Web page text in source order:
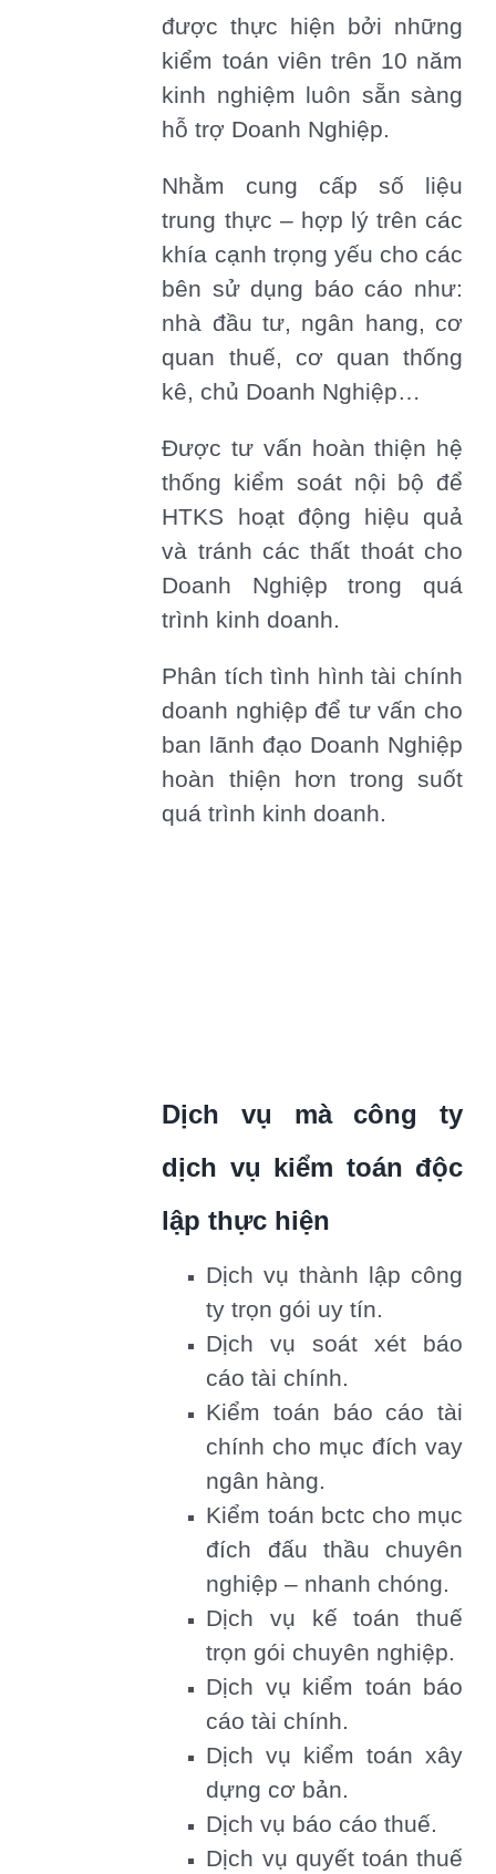
được thực hiện bởi những
kiểm toán viên trên 10 năm
kinh nghiệm luôn sẵn sàng
hỗ trợ Doanh Nghiệp.
Nhằm cung cấp số liệu
trung thực – hợp lý trên các
khía cạnh trọng yếu cho các
bên sử dụng báo cáo như:
nhà đầu tư, ngân hang, cơ
quan thuế, cơ quan thống
kê, chủ Doanh Nghiệp…
Được tư vấn hoàn thiện hệ
thống kiểm soát nội bộ để
HTKS hoạt động hiệu quả
và tránh các thất thoát cho
Doanh Nghiệp trong quá
trình kinh doanh.
Phân tích tình hình tài chính
doanh nghiệp để tư vấn cho
ban lãnh đạo Doanh Nghiệp
hoàn thiện hơn trong suốt
quá trình kinh doanh.
Dịch vụ mà công ty
dịch vụ kiểm toán độc
lập thực hiện
Dịch vụ thành lập công
ty trọn gói uy tín.
Dịch vụ soát xét báo
cáo tài chính.
Kiểm toán báo cáo tài
chính cho mục đích vay
ngân hàng.
Kiểm toán bctc cho mục
đích đấu thầu chuyên
nghiệp – nhanh chóng.
Dịch vụ kế toán thuế
trọn gói chuyên nghiệp.
Dịch vụ kiểm toán báo
cáo tài chính.
Dịch vụ kiểm toán xây
dựng cơ bản.
Dịch vụ báo cáo thuế.
Dịch vụ quyết toán thuế